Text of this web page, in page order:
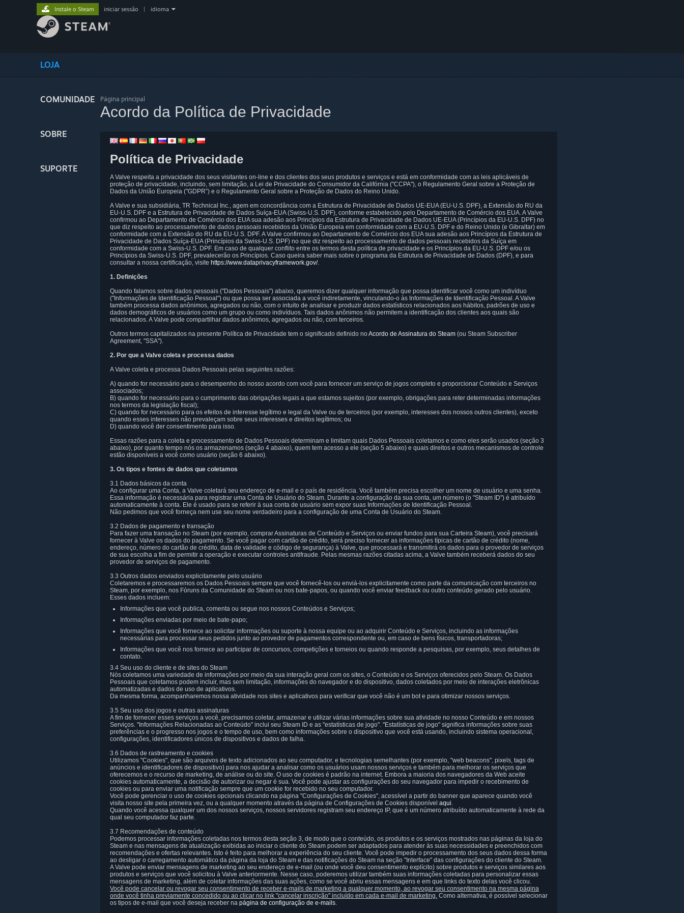
LOJA
COMUNIDADE
SOBRE
SUPORTE
Instale o Steam iniciar sessão idioma
Página principal
Acordo da Política de Privacidade
Política de Privacidade
A Valve respeita a privacidade dos seus visitantes on-line e dos clientes dos seus produtos e serviços e está em conformidade com as leis aplicáveis de
proteção de privacidade, incluindo, sem limitação, a Lei de Privacidade do Consumidor da Califórnia ("CCPA"), o Regulamento Geral sobre a Proteção de
Dados da União Europeia ("GDPR”) e o Regulamento Geral sobre a Proteção de Dados do Reino Unido.
A Valve e sua subsidiária, TR Technical Inc., agem em concordância com a Estrutura de Privacidade de Dados UE-EUA (EU-U.S. DPF), a Extensão do RU da
EU-U.S. DPF e a Estrutura de Privacidade de Dados Suíça-EUA (Swiss-U.S. DPF), conforme estabelecido pelo Departamento de Comércio dos EUA. A Valve
confirmou ao Departamento de Comércio dos EUA sua adesão aos Princípios da Estrutura de Privacidade de Dados UE-EUA (Princípios da EU-U.S. DPF) no
que diz respeito ao processamento de dados pessoais recebidos da União Europeia em conformidade com a EU-U.S. DPF e do Reino Unido (e Gibraltar) em
conformidade com a Extensão do RU da EU-U.S. DPF. A Valve confirmou ao Departamento de Comércio dos EUA sua adesão aos Princípios da Estrutura de
Privacidade de Dados Suíça-EUA (Princípios da Swiss-U.S. DPF) no que diz respeito ao processamento de dados pessoais recebidos da Suíça em
conformidade com a Swiss-U.S. DPF. Em caso de qualquer conflito entre os termos desta política de privacidade e os Princípios da EU-U.S. DPF e/ou os
Princípios da Swiss-U.S. DPF, prevalecerão os Princípios. Caso queira saber mais sobre o programa da Estrutura de Privacidade de Dados (DPF), e para
consultar a nossa certificação, visite https://www.dataprivacyframework.gov/.
1. Definições
Quando falamos sobre dados pessoais ("Dados Pessoais") abaixo, queremos dizer qualquer informação que possa identificar você como um indivíduo
("Informações de Identificação Pessoal") ou que possa ser associada a você indiretamente, vinculando-o às Informações de Identificação Pessoal. A Valve
também processa dados anônimos, agregados ou não, com o intuito de analisar e produzir dados estatísticos relacionados aos hábitos, padrões de uso e
dados demográficos de usuários como um grupo ou como indivíduos. Tais dados anônimos não permitem a identificação dos clientes aos quais são
relacionados. A Valve pode compartilhar dados anônimos, agregados ou não, com terceiros.
Outros termos capitalizados na presente Política de Privacidade tem o significado definido noAcordo de Assinatura do Steam (ou Steam Subscriber
Agreement, "SSA").
2. Por que a Valve coleta e processa dados
A Valve coleta e processa Dados Pessoais pelas seguintes razões:
A) quando for necessário para o desempenho do nosso acordo com você para fornecer um serviço de jogos completo e proporcionar Conteúdo e Serviços
associados;
B) quando for necessário para o cumprimento das obrigações legais a que estamos sujeitos (por exemplo, obrigações para reter determinadas informações
nos termos da legislação fiscal);
C) quando for necessário para os efeitos de interesse legítimo e legal da Valve ou de terceiros (por exemplo, interesses dos nossos outros clientes), exceto
quando esses interesses não prevaleçam sobre seus interesses e direitos legítimos; ou
D) quando você der consentimento para isso.
Essas razões para a coleta e processamento de Dados Pessoais determinam e limitam quais Dados Pessoais coletamos e como eles serão usados (seção 3
abaixo), por quanto tempo nós os armazenamos (seção 4 abaixo), quem tem acesso a ele (seção 5 abaixo) e quais direitos e outros mecanismos de controle
estão disponíveis a você como usuário (seção 6 abaixo).
3. Os tipos e fontes de dados que coletamos
3.1 Dados básicos da conta
Ao configurar uma Conta, a Valve coletará seu endereço de e-mail e o país de residência. Você também precisa escolher um nome de usuário e uma senha.
Essa informação é necessária para registrar uma Conta de Usuário do Steam. Durante a configuração da sua conta, um número (o "Steam ID") é atribuído
automaticamente à conta. Ele é usado para se referir à sua conta de usuário sem expor suas Informações de Identificação Pessoal.
Não pedimos que você forneça nem use seu nome verdadeiro para a configuração de uma Conta de Usuário do Steam.
3.2 Dados de pagamento e transação
Para fazer uma transação no Steam (por exemplo, comprar Assinaturas de Conteúdo e Serviços ou enviar fundos para sua Carteira Steam), você precisará
fornecer à Valve os dados do pagamento. Se você pagar com cartão de crédito, será preciso fornecer as informações típicas de cartão de crédito (nome,
endereço, número do cartão de crédito, data de validade e código de segurança) à Valve, que processará e transmitirá os dados para o provedor de serviços
de sua escolha a fim de permitir a operação e executar controles antifraude. Pelas mesmas razões citadas acima, a Valve também receberá dados do seu
provedor de serviços de pagamento.
3.3 Outros dados enviados explicitamente pelo usuário
Coletaremos e processaremos os Dados Pessoais sempre que você fornecê-los ou enviá-los explicitamente como parte da comunicação com terceiros no
Steam, por exemplo, nos Fóruns da Comunidade do Steam ou nos bate-papos, ou quando você enviar feedback ou outro conteúdo gerado pelo usuário.
Esses dados incluem:
Informações que você publica, comenta ou segue nos nossos Conteúdos e Serviços;
Informações enviadas por meio de bate-papo;
Informações que você fornece ao solicitar informações ou suporte à nossa equipe ou ao adquirir Conteúdo e Serviços, incluindo as informações
necessárias para processar seus pedidos junto ao provedor de pagamentos correspondente ou, em caso de bens físicos, transportadoras;
Informações que você nos fornece ao participar de concursos, competições e torneios ou quando responde a pesquisas, por exemplo, seus detalhes de
contato.
3.4 Seu uso do cliente e de sites do Steam
Nós coletamos uma variedade de informações por meio da sua interação geral com os sites, o Conteúdo e os Serviços oferecidos pelo Steam. Os Dados
Pessoais que coletamos podem incluir, mas sem limitação, informações do navegador e do dispositivo, dados coletados por meio de interações eletrônicas
automatizadas e dados de uso de aplicativos.
Da mesma forma, acompanharemos nossa atividade nos sites e aplicativos para verificar que você não é um bot e para otimizar nossos serviços.
3.5 Seu uso dos jogos e outras assinaturas
A fim de fornecer esses serviços a você, precisamos coletar, armazenar e utilizar várias informações sobre sua atividade no nosso Conteúdo e em nossos
Serviços. "Informações Relacionadas ao Conteúdo" inclui seu Steam ID e as "estatísticas de jogo". "Estatísticas de jogo" significa informações sobre suas
preferências e o progresso nos jogos e o tempo de uso, bem como informações sobre o dispositivo que você está usando, incluindo sistema operacional,
configurações, identificadores únicos de dispositivos e dados de falha.
3.6 Dados de rastreamento e cookies
Utilizamos "Cookies", que são arquivos de texto adicionados ao seu computador, e tecnologias semelhantes (por exemplo, "web beacons", pixels, tags de
anúncios e identificadores de dispositivo) para nos ajudar a analisar como os usuários usam nossos serviços e também para melhorar os serviços que
oferecemos e o recurso de marketing, de análise ou do site. O uso de cookies é padrão na internet. Embora a maioria dos navegadores da Web aceite
cookies automaticamente, a decisão de autorizar ou negar é sua. Você pode ajustar as configurações do seu navegador para impedir o recebimento de
cookies ou para enviar uma notificação sempre que um cookie for recebido no seu computador.
Você pode gerenciar o uso de cookies opcionais clicando na página "Configurações de Cookies", acessível a partir do banner que aparece quando você
visita nosso site pela primeira vez, ou a qualquer momento através da página de Configurações de Cookies disponível aqui.
Quando você acessa qualquer um dos nossos serviços, nossos servidores registram seu endereço IP, que é um número atribuído automaticamente à rede da
qual seu computador faz parte.
3.7 Recomendações de conteúdo
Podemos processar informações coletadas nos termos desta seção 3, de modo que o conteúdo, os produtos e os serviços mostrados nas páginas da loja do
Steam e nas mensagens de atualização exibidas ao iniciar o cliente do Steam podem ser adaptados para atender às suas necessidades e preenchidos com
recomendações e ofertas relevantes. Isto é feito para melhorar a experiência do seu cliente. Você pode impedir o processamento dos seus dados dessa forma
ao desligar o carregamento automático da página da loja do Steam e das notificações do Steam na seção "Interface" das configurações do cliente do Steam.
A Valve pode enviar mensagens de marketing ao seu endereço de e-mail (ou onde você deu consentimento explícito) sobre produtos e serviços similares aos
produtos e serviços que você solicitou à Valve anteriormente. Nesse caso, poderemos utilizar também suas informações coletadas para personalizar essas
mensagens de marketing, além de coletar informações das suas ações, como se você abriu essas mensagens e em que links do texto delas você clicou.
Você pode cancelar ou revogar seu consentimento de receber e-mails de marketing a qualquer momento, ao revogar seu consentimento na mesma página
onde você tinha previamente concedido ou ao clicar no link "cancelar inscrição" incluído em cada e-mail de marketing. Como alternativa, é possível selecionar
os tipos de e-mail que você deseja receber na página de configuração de e-mails.